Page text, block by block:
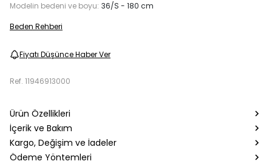
Modelin bedeni ve boyu: 36/S - 180 cm
Beden Rehberi
Fiyatı Düşünce Haber Ver
Ref. 11946913000
Ürün Özellikleri
İçerik ve Bakım
Kargo, Değişim ve İadeler
Ödeme Yöntemleri